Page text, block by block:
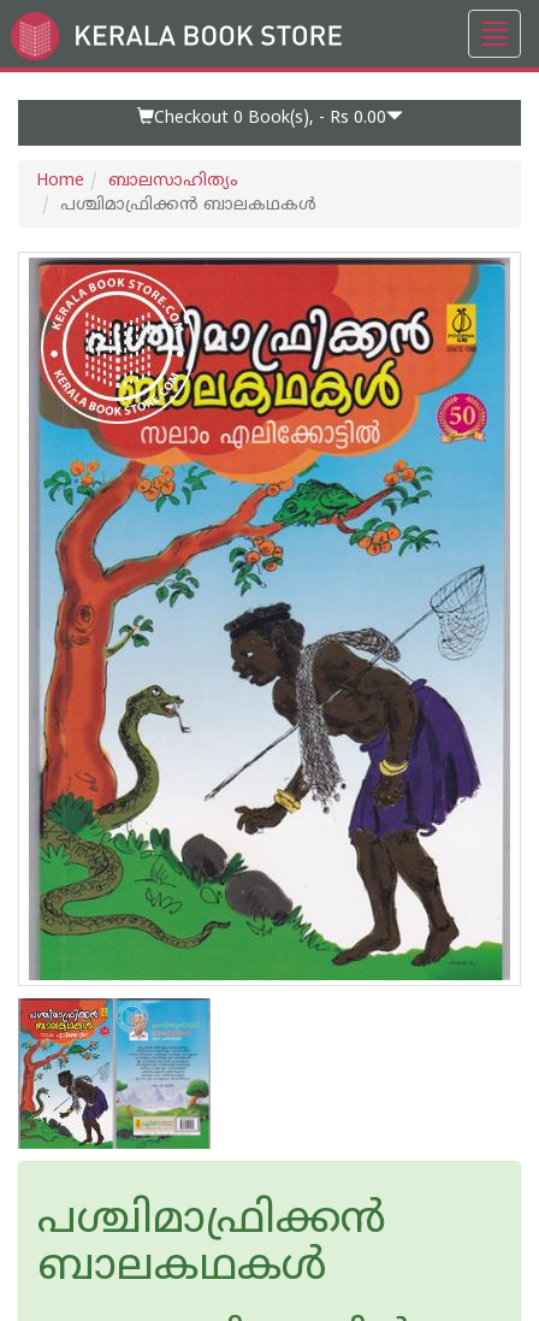
Go
to
Checkout 0 Book(s), - Rs 0.00
Home
ബാലസാഹിത്യം
പശ്ചിമാഫ്രിക്കന്‍ ബാലകഥകള്‍
പശ്ചിമാഫ്രിക്കന്‍
ബാലകഥകള്‍